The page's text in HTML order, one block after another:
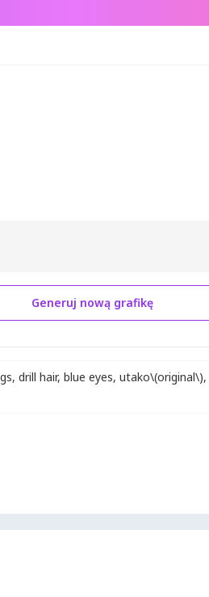
Generuj nową grafikę
, drill hair, blue eyes, utako\(original\),